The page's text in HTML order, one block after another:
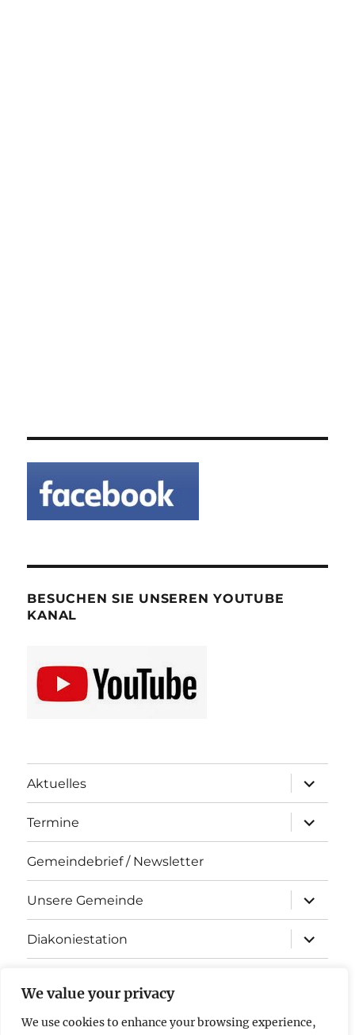
We value your privacy
We use cookies to enhance your browsing experience,
BESUCHEN SIE UNSEREN YOUTUBE
KANAL
Aktuelles
öffnen
Termine
öffnen
Gemeindebrief / Newsletter
Unsere Gemeinde
öffnen
Diakoniestation
öffnen
Kontakt